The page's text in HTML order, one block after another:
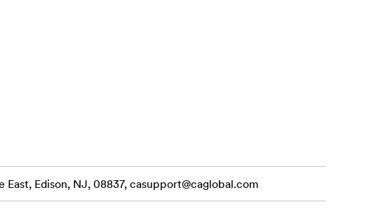
East, Edison, NJ, 08837, casupport@caglobal.com